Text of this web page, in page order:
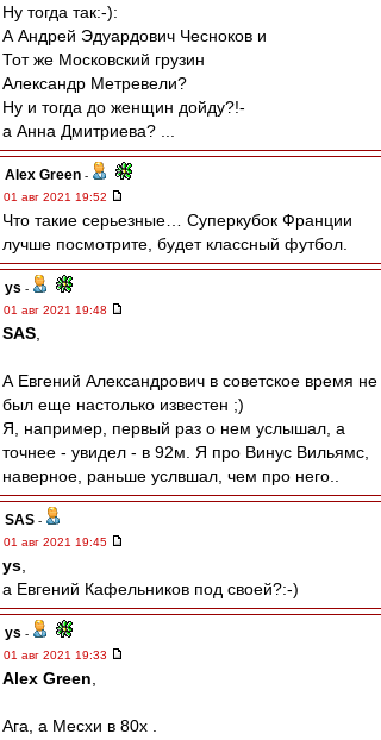
Ну тогда так:-):
А Андрей Эдуардович Чесноков и
Тот же Московский грузин
Александр Метревели?
Ну и тогда до женщин дойду?!-
а Анна Дмитриева? ...
Alex Green -
01 авг 2021 19:52
Что такие серьезные… Суперкубок Франции
лучше посмотрите, будет классный футбол.
ys -
01 авг 2021 19:48
SAS
А Евгений Александрович в советское время не
был еще настолько известен ;)
Я, например, первый раз о нем услышал, а
точнее - увидел - в 92м. Я про Винус Вильямс,
наверное, раньше услвшал, чем про него..
SAS -
01 авг 2021 19:45
ys
а Евгений Кафельников под своей?:-)
ys -
01 авг 2021 19:33
Alex Green
Ага, а Месхи в 80х .